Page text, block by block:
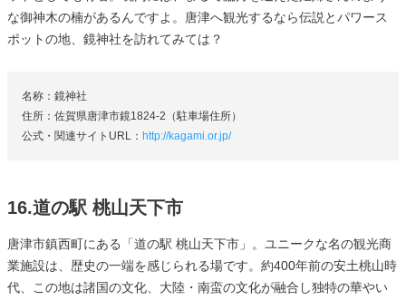
な御神木の楠があるんですよ。唐津へ観光するなら伝説とパワース
ポットの地、鏡神社を訪れてみては？
名称：鏡神社
住所：佐賀県唐津市鏡1824-2（駐車場住所）
公式・関連サイトURL： http://kagami.or.jp/
16.道の駅 桃山天下市
唐津市鎮西町にある「道の駅 桃山天下市」。ユニークな名の観光商
業施設は、歴史の一端を感じられる場です。約400年前の安土桃山時
代、この地は諸国の文化、大陸・南蛮の文化が融合し独特の華やい